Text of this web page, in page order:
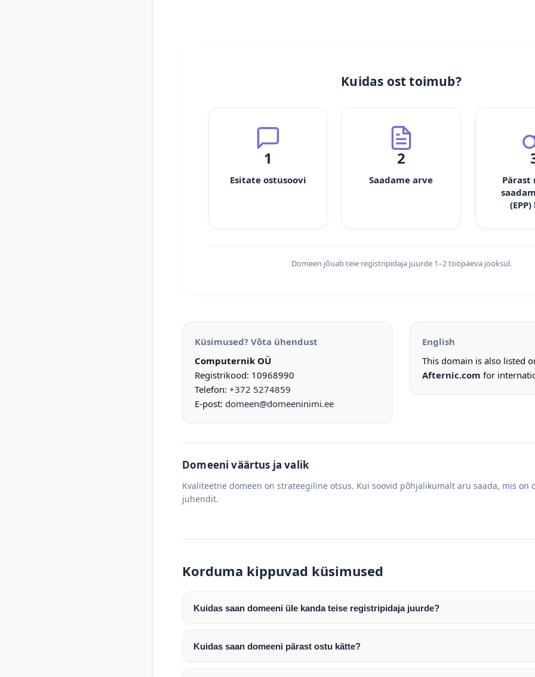
Kuidas ost toimub?
1
Esitate ostusoovi
2
Saadame arve
Pärast
Domeen jõuab teie registripidaja juurde 1–2 tööpäeva jooksul.
Küsimused? Võta ühendust
Computernik OÜ
Registrikood: 10968990
Telefon: +372 5274859
E-post: domeen@domeeninimi.ee
English
This domain is also listed
Afternic.com for
Domeeni väärtus ja valik
Kvaliteetne domeen on strateegiline otsus. Kui soovid põhjalikumalt aru saada, mis on
juhendit.
Korduma kippuvad küsimused
Kuidas saan domeeni üle kanda teise registripidaja juurde?
Pärast makse laekumist edastame teile domeeni AUTH (EPP) koodi. Selle abil saate
enda valitud registripidaja juurde.
Domeeni ülekandmine toimub registripidajate vahelise protsessina ning võib võtta
Kuidas saan domeeni pärast ostu kätte?
Pärast ostu vormistamist väljastame arve. Maksekinnituse järel edastame teile